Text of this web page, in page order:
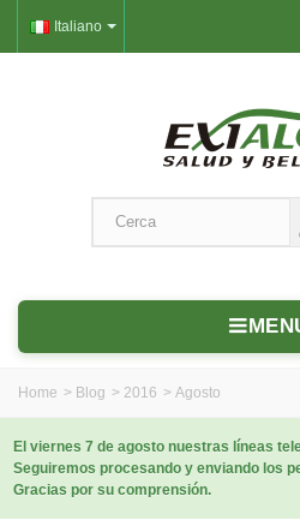
Italiano
Home > Blog > 2016 > Agosto
El viernes 7 de agosto nuestras líneas
Seguiremos procesando y enviando los
Gracias por su comprensión.